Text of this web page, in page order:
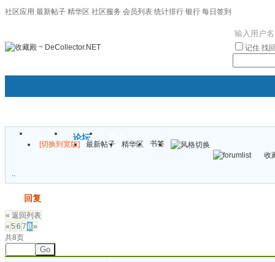
社区应用 最新帖子 精华区 社区服务 会员列表 统计排行 银行 每日签到
记住 找
门户 论坛
[切换到宽版] 最新帖子 精华区
书签
收
..
回复
« 返回列表
« 5 6 7 8»
共8页
Go